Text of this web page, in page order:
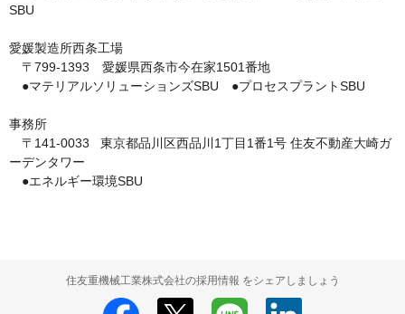
SBU
愛媛製造所西条工場
〒799-1393　愛媛県西条市今在家1501番地
●マテリアルソリューションズSBU　●プロセスプラントSBU
事務所
〒141-0033   東京都品川区西品川1丁目1番1号 住友不動産大崎ガ
ーデンタワー
住友重機械工業株式会社の採用情報 をシェアしましょう